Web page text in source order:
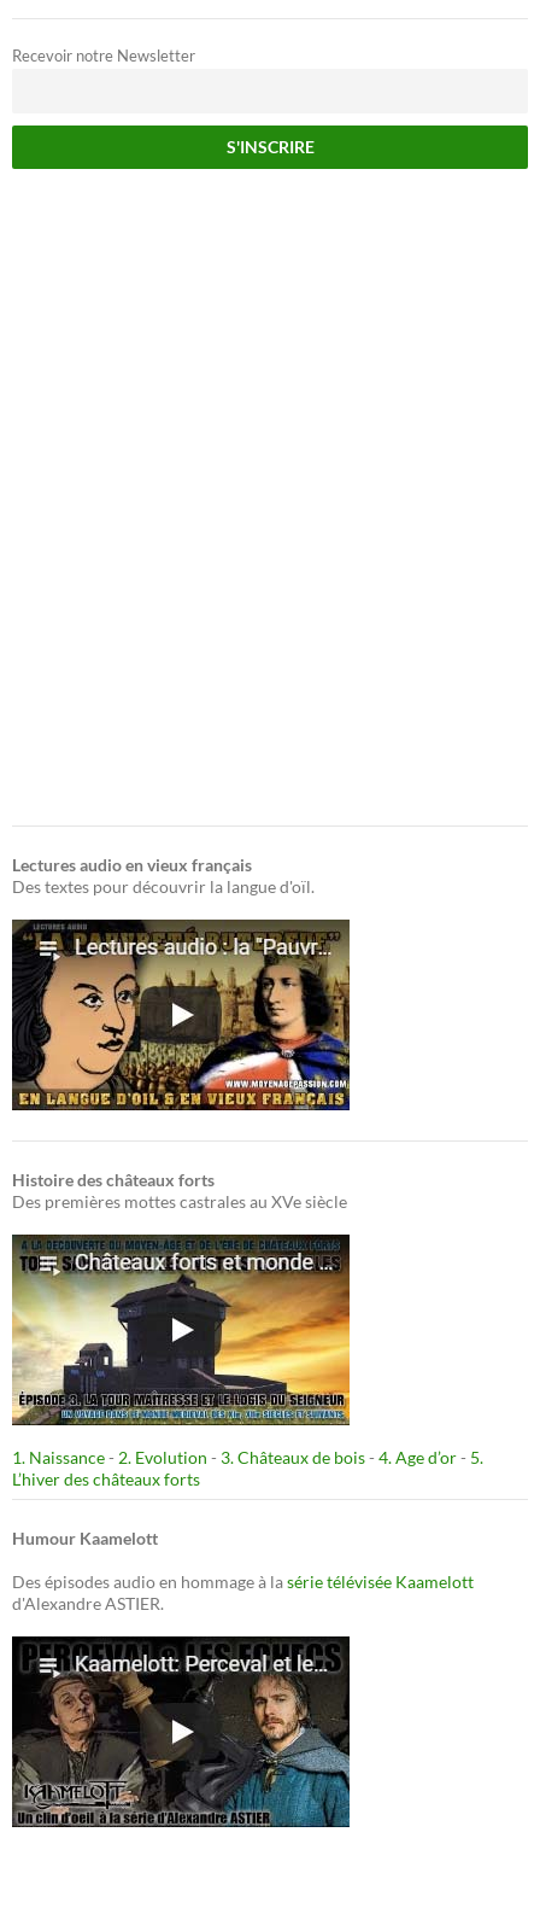
Recevoir notre Newsletter
Lectures audio en vieux français
Des textes pour découvrir la langue d'oïl.
Histoire des châteaux forts
Des premières mottes castrales au XVe siècle
1. Naissance- 2. Evolution - 3. Châteaux de bois- 4. Age d’or- 5.
L’hiver des châteaux forts
Humour Kaamelott
Des épisodes audio en hommage à lasérie télévisée Kaamelott
d'Alexandre ASTIER.